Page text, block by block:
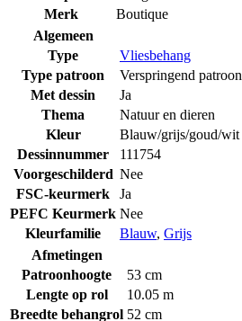
Merk
Boutique
Algemeen
Type
Vliesbehang
Type patroon
Verspringend patroon
Met dessin
Ja
Thema
Natuur en dieren
Kleur
Blauw/grijs/goud/wit
Dessinnummer
111754
Voorgeschilderd Nee
FSC-keurmerk
Ja
PEFC Keurmerk Nee
Kleurfamilie
Blauw, Grijs
Afmetingen
Patroonhoogte
53 cm
Lengte op rol
10.05 m
Breedte behangrol 52 cm